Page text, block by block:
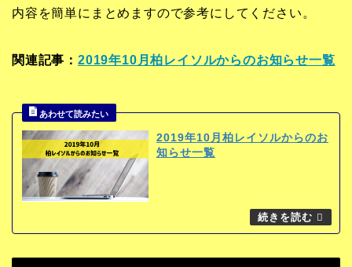
内容を簡単にまとめますので参考にしてください。
関連記事： 2019年10月柏レイソルからのお知らせ一覧
2019年10月柏レイソルからのお
知らせ一覧